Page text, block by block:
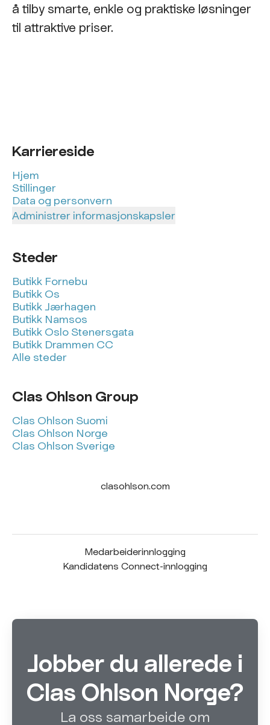
å tilby smarte, enkle og praktiske løsninger
til attraktive priser.
Karriereside
Hjem
Stillinger
Data og personvern
Administrer informasjonskapsler
Steder
Butikk Fornebu
Butikk Os
Butikk Jærhagen
Butikk Namsos
Butikk Oslo Stenersgata
Butikk Drammen CC
Alle steder
Clas Ohlson Group
Clas Ohlson Suomi
Clas Ohlson Norge
Clas Ohlson Sverige
clasohlson.com
Medarbeiderinnlogging
Kandidatens Connect-innlogging
Jobber du allerede i
Clas Ohlson Norge?
La oss samarbeide om